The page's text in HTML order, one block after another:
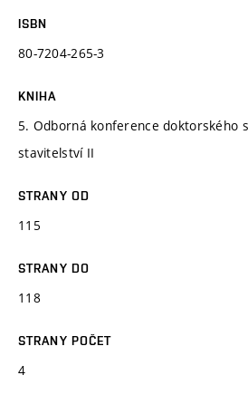
ISBN
80-7204-265-3
KNIHA
5. Odborná konference doktorského
stavitelství II
STRANY OD
115
STRANY DO
118
STRANY POČET
4